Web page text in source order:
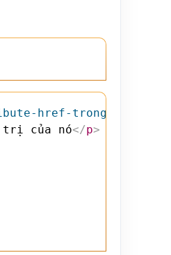
href-trong-
trị của nó</p>